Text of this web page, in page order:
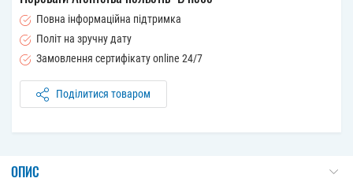
Повна інформаційна підтримка
Політ на зручну дату
Замовлення сертифікату online 24/7
Поділитися товаром
ОПИС